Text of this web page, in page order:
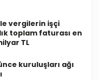
vergilerin işçi
toplam faturası en
TL
kuruluşları ağı